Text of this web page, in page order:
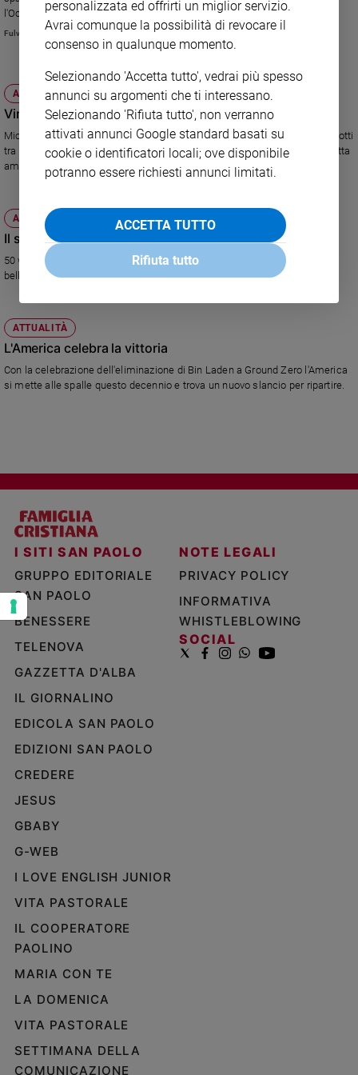
Sanremo
2026
e
streaming
Musica
Arte
ed
educazione
Genitori
Coppia
Scuola
e
giovani
Riflessioni
Foto
Video
Podcast
Chi
siamo
Pubblicità
Registrati
Social
l'Occidente. Perché il Muro di Berlino...
Fulvio Scaglione
ATTUALITÀ
Vince Obama. Coi biscotti di Michelle
Michelle Obama ha vinto, contro Ann Romney, la tradizionale gara di biscotti
tra le mogli dei candidati alla Casa Bianca. Storia di una competizione tutta
americana.
ATTUALITÀ
Il senso di Kate per la neve
50 words for snow, il nuovo disco della Bush che contiene anche un
bellissimo duetto con Elton John
ATTUALITÀ
L'America celebra la vittoria
Con la celebrazione dell'eliminazione di Bin Laden a Ground Zero l'America
si mette alle spalle questo decennio e trova un nuovo slancio per ripartire.
I SITI SAN PAOLO
GRUPPO EDITORIALE
SAN PAOLO
BENESSERE
TELENOVA
GAZZETTA D'ALBA
IL GIORNALINO
EDICOLA SAN PAOLO
EDIZIONI SAN PAOLO
CREDERE
JESUS
GBABY
G-WEB
I LOVE ENGLISH JUNIOR
VITA PASTORALE
IL COOPERATORE
PAOLINO
MARIA CON TE
LA DOMENICA
VITA PASTORALE
SETTIMANA DELLA
COMUNICAZIONE
NOTE LEGALI
PRIVACY POLICY
INFORMATIVA
WHISTLEBLOWING
SOCIAL
personalizzata ed offrirti un miglior servizio.
Avrai comunque la possibilità di revocare il
consenso in qualunque momento.
Selezionando 'Accetta tutto', vedrai più spesso
annunci su argomenti che ti interessano.
Selezionando 'Rifiuta tutto', non verranno
attivati annunci Google standard basati su
cookie o identificatori locali; ove disponibile
potranno essere richiesti annunci limitati.
ACCETTA TUTTO
Rifiuta tutto